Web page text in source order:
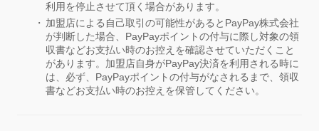
利用を停止させて頂く場合があります。
加盟店による自己取引の可能性があるとPayPay株式会社
が判断した場合、PayPayポイントの付与に際し対象の領
収書などお支払い時のお控えを確認させていただくこと
があります。加盟店自身がPayPay決済を利用される時に
は、必ず、PayPayポイントの付与がなされるまで、領収
書などお支払い時のお控えを保管してください。